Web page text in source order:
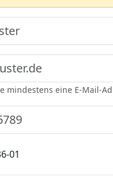
mindestens eine E-Mail-
01